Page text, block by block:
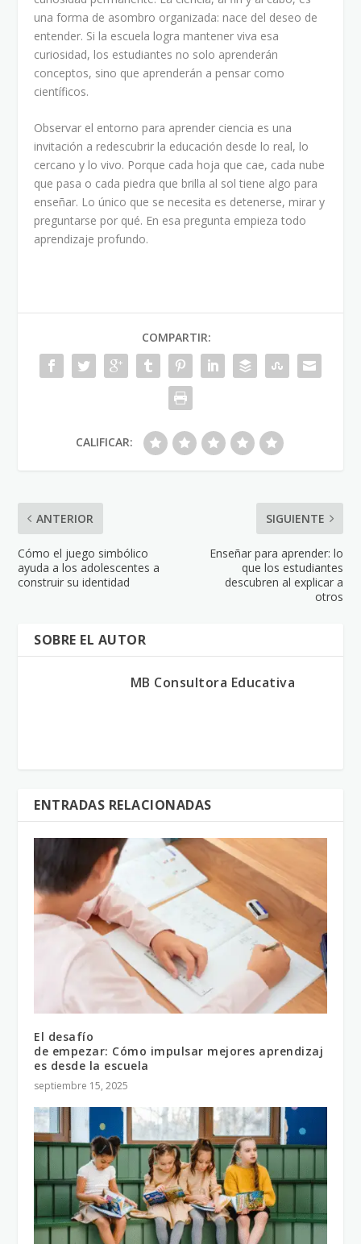
una forma de asombro organizada: nace del deseo de
entender. Si la escuela logra mantener viva esa
curiosidad, los estudiantes no solo aprenderán
conceptos, sino que aprenderán a pensar como
científicos.
Observar el entorno para aprender ciencia es una
invitación a redescubrir la educación desde lo real, lo
cercano y lo vivo. Porque cada hoja que cae, cada nube
que pasa o cada piedra que brilla al sol tiene algo para
enseñar. Lo único que se necesita es detenerse, mirar y
preguntarse por qué. En esa pregunta empieza todo
aprendizaje profundo.
COMPARTIR:
CALIFICAR:
ANTERIOR
Cómo el juego simbólico
ayuda a los adolescentes a
construir su identidad
SIGUIENTE
Enseñar para aprender: lo
que los estudiantes
descubren al explicar a
otros
SOBRE EL AUTOR
MB Consultora Educativa
ENTRADAS RELACIONADAS
El desafío
de empezar: Cómo impulsar mejores aprendizaj
es desde la escuela
septiembre 15, 2025